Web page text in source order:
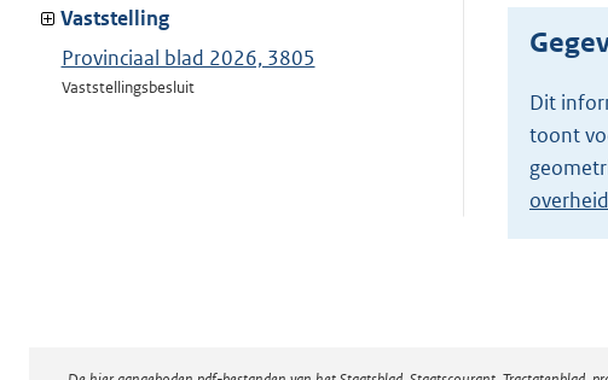
van:
Vaststelling
Provinciaal blad 2026, 3805
Vaststellingsbesluit
Dit
toont